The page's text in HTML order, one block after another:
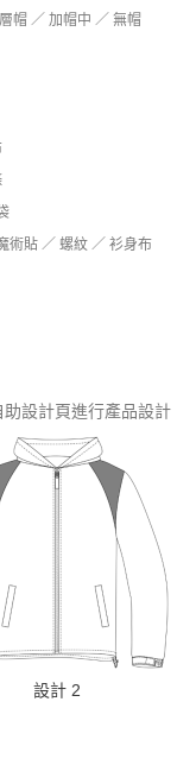
帽 ／ 加帽中 ／ 無帽
術貼 ／ 螺紋 ／ 衫身布
設計頁進行產品設計
設計 2